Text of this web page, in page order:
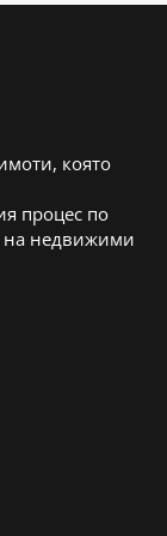
която
процес по
на недвижими